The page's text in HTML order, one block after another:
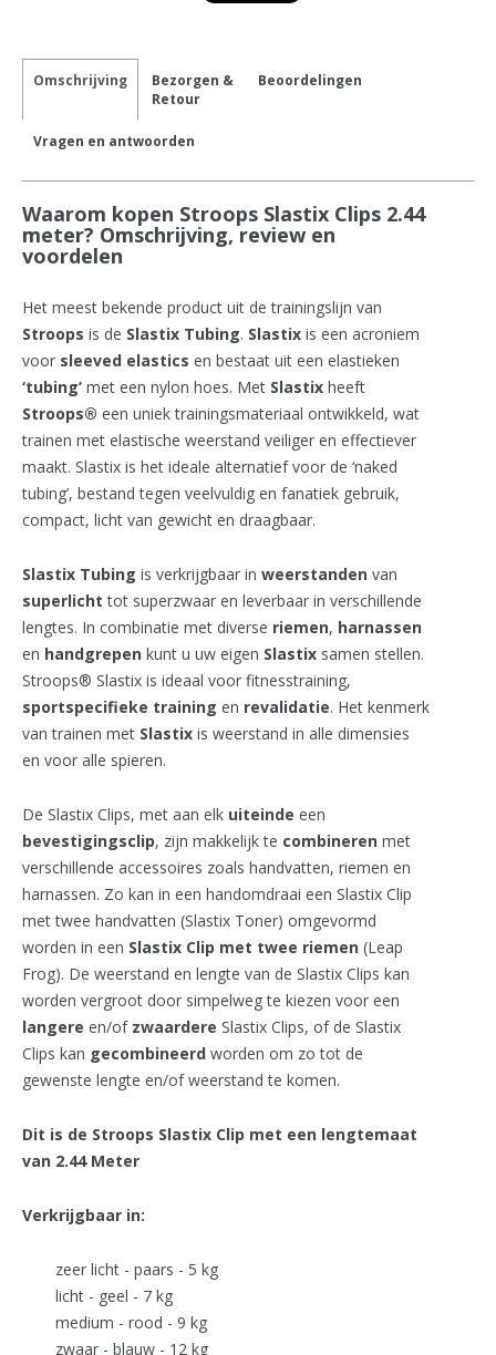
Omschrijving
Bezorgen &
Retour
Beoordelingen
Vragen en antwoorden
Waarom kopen Stroops Slastix Clips 2.44
meter? Omschrijving, review en
voordelen
Het meest bekende product uit de trainingslijn van
Stroops is de Slastix Tubing. Slastix is een acroniem
voor sleeved elastics en bestaat uit een elastieken
‘tubing’ met een nylon hoes. Met Slastix heeft
Stroops® een uniek trainingsmateriaal ontwikkeld, wat
trainen met elastische weerstand veiliger en effectiever
maakt. Slastix is het ideale alternatief voor de ‘naked
tubing’, bestand tegen veelvuldig en fanatiek gebruik,
compact, licht van gewicht en draagbaar.
Slastix Tubing is verkrijgbaar in weerstanden van
superlichttot superzwaar en leverbaar in verschillende
lengtes. In combinatie met diverse riemen, harnassen
en handgrepen kunt u uw eigen Slastix samen stellen.
Stroops® Slastix is ideaal voor fitnesstraining,
sportspecifieke training en revalidatie. Het kenmerk
van trainen met Slastix is weerstand in alle dimensies
en voor alle spieren.
De Slastix Clips, met aan elk uiteinde een
bevestigingsclip, zijn makkelijk te combineren met
verschillende accessoires zoals handvatten, riemen en
harnassen. Zo kan in een handomdraai een Slastix Clip
met twee handvatten (Slastix Toner) omgevormd
worden in een Slastix Clip met twee riemen (Leap
Frog). De weerstand en lengte van de Slastix Clips kan
worden vergroot door simpelweg te kiezen voor een
langere en/of zwaardere Slastix Clips, of de Slastix
Clips kan gecombineerd worden om zo tot de
gewenste lengte en/of weerstand te komen.
Dit is de Stroops Slastix Clip met een lengtemaat
van 2.44 Meter
Verkrijgbaar in:
zeer licht - paars - 5 kg
licht - geel - 7 kg
medium - rood - 9 kg
zwaar - blauw - 12 kg